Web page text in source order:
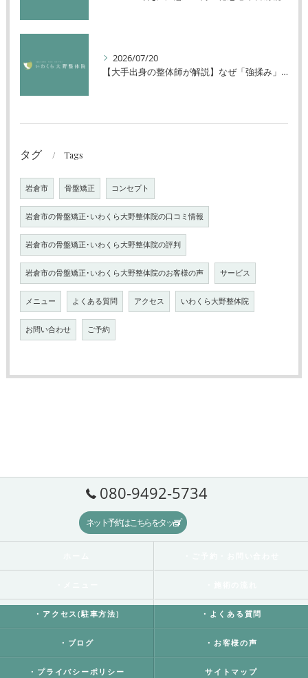
2026/07/20
【大手出身の整体師が解説】なぜ「強揉み」は体に良くないのか？
タグ Tags
岩倉市 骨盤矯正 コンセプト
岩倉市の骨盤矯正･いわくら大野整体院の口コミ情報
岩倉市の骨盤矯正･いわくら大野整体院の評判
岩倉市の骨盤矯正･いわくら大野整体院のお客様の声 サービス
メニュー よくある質問 アクセス いわくら大野整体院
お問い合わせ ご予約
080-9492-5734
ネット予約はこちらをタップ
・アクセス(駐車方法) ・よくある質問
・ブログ ・お客様の声
・プライバシーポリシー サイトマップ